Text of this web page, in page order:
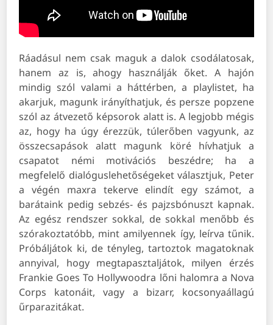
Ráadásul nem csak maguk a dalok csodálatosak,
hanem az is, ahogy használják őket. A hajón
mindig szól valami a háttérben, a playlistet, ha
akarjuk, magunk irányíthatjuk, és persze popzene
szól az átvezető képsorok alatt is. A legjobb mégis
az, hogy ha úgy érezzük, túlerőben vagyunk, az
összecsapások alatt magunk köré hívhatjuk a
csapatot némi motivációs beszédre; ha a
megfelelő dialóguslehetőségeket választjuk, Peter
a végén maxra tekerve elindít egy számot, a
barátaink pedig sebzés- és pajzsbónuszt kapnak.
Az egész rendszer sokkal, de sokkal menőbb és
szórakoztatóbb, mint amilyennek így, leírva tűnik.
Próbáljátok ki, de tényleg, tartoztok magatoknak
annyival, hogy megtapasztaljátok, milyen érzés
Frankie Goes To Hollywoodra lőni halomra a Nova
Corps katonáit, vagy a bizarr, kocsonyaállagú
űrparazitákat.